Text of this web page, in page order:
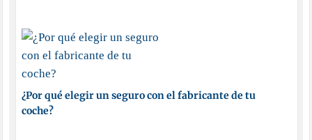
¿Por qué elegir un seguro con el fabricante de tu
coche?